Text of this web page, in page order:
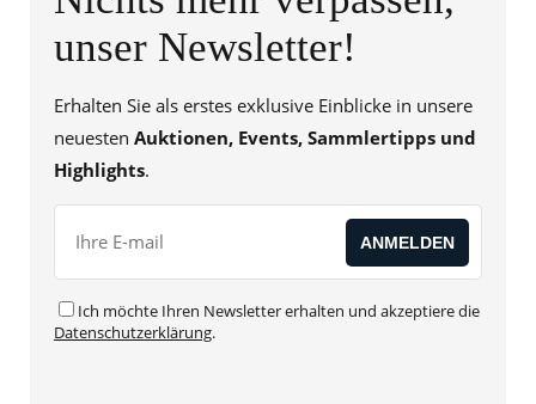
unser Newsletter!
Erhalten Sie als erstes exklusive Einblicke in unsere
neuesten Auktionen, Events, Sammlertipps und
Highlights.
Ich möchte Ihren Newsletter erhalten und akzeptiere die
Datenschutzerklärung.